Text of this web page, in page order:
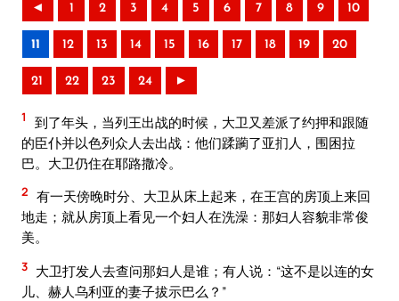
◄ 1 2 3 4 5 6 7 8 9 10
11 12 13 14 15 16 17 18 19 20
21 22 23 24 ►
1
到了年头，当列王出战的时候，大卫又差派了约押和跟随
的臣仆并以色列众人去出战：他们蹂躏了亚扪人，围困拉
巴。大卫仍住在耶路撒冷。
2 有一天傍晚时分、大卫从床上起来，在王宫的房顶上来回
地走；就从房顶上看见一个妇人在洗澡：那妇人容貌非常俊
美。
3 大卫打发人去查问那妇人是谁；有人说：“这不是以连的女
儿、赫人乌利亚的妻子拔示巴么？”